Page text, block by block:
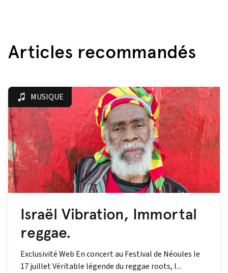
Articles recommandés
MUSIQUE
Israël Vibration, Immortal
reggae.
Exclusivité Web En concert au Festival de Néoules le
17 juillet Véritable légende du reggae roots, I...